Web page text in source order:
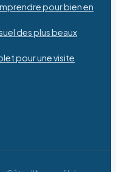
pour bien en
des plus beaux
pour une visite